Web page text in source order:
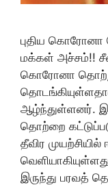
புதிய கொரோனா
மக்கள் அச்சம்!!
கொரோனா
ஆழ்ந்துள்ளனர்.
தொற்றை
தீவிர
இருந்து பரவத்